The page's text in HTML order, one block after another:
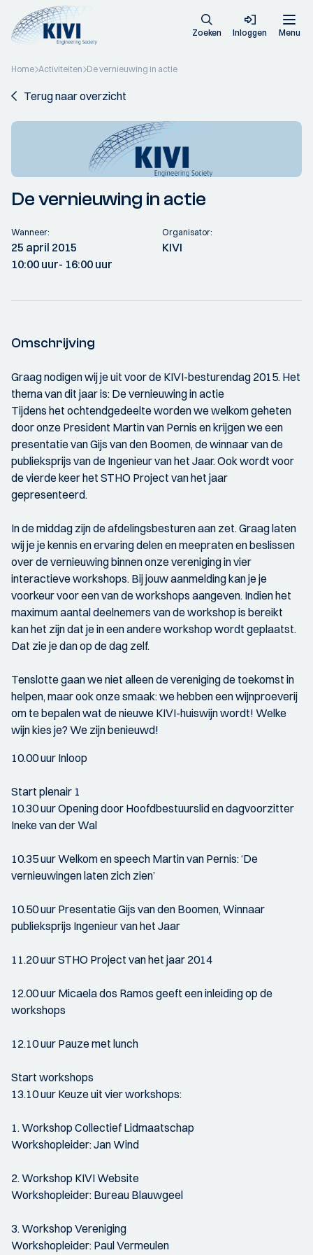
Zoeken Inloggen Menu
Home Activiteiten De vernieuwing in actie
Terug naar overzicht
De vernieuwing in actie
Wanneer:
25 april 2015
10:00 uur- 16:00 uur
Organisator:
KIVI
Omschrijving
Graag nodigen wij je uit voor de KIVI-besturendag 2015. Het
thema van dit jaar is: De vernieuwing in actie
Tijdens het ochtendgedeelte worden we welkom geheten
door onze President Martin van Pernis en krijgen we een
presentatie van Gijs van den Boomen, de winnaar van de
publieksprijs van de Ingenieur van het Jaar. Ook wordt voor
de vierde keer het STHO Project van het jaar
gepresenteerd.
In de middag zijn de afdelingsbesturen aan zet. Graag laten
wij je je kennis en ervaring delen en meepraten en beslissen
over de vernieuwing binnen onze vereniging in vier
interactieve workshops. Bij jouw aanmelding kan je je
voorkeur voor een van de workshops aangeven. Indien het
maximum aantal deelnemers van de workshop is bereikt
kan het zijn dat je in een andere workshop wordt geplaatst.
Dat zie je dan op de dag zelf.
Tenslotte gaan we niet alleen de vereniging de toekomst in
helpen, maar ook onze smaak: we hebben een wijnproeverij
om te bepalen wat de nieuwe KIVI-huiswijn wordt! Welke
wijn kies je? We zijn benieuwd!
10.00 uur Inloop
Start plenair 1
10.30 uur Opening door Hoofdbestuurslid en dagvoorzitter
Ineke van der Wal
10.35 uur Welkom en speech Martin van Pernis: ‘De
vernieuwingen laten zich zien’
10.50 uur Presentatie Gijs van den Boomen, Winnaar
publieksprijs Ingenieur van het Jaar
11.20 uur STHO Project van het jaar 2014
12.00 uur Micaela dos Ramos geeft een inleiding op de
workshops
12.10 uur Pauze met lunch
Start workshops
13.10 uur Keuze uit vier workshops:
1. Workshop Collectief Lidmaatschap
Workshopleider: Jan Wind
2. Workshop KIVI Website
Workshopleider: Bureau Blauwgeel
3. Workshop Vereniging
Workshopleider: Paul Vermeulen